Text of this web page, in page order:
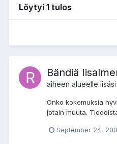
Löytyi 1 tulos
Bändiä
aiheen alueelle lisäsi
Onko kokemuksia
jotain muuta.
September 24,